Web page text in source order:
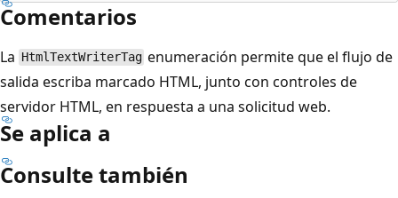
Comentarios
La HtmlTextWriterTag enumeración permite que el flujo de
salida escriba marcado HTML, junto con controles de
servidor HTML, en respuesta a una solicitud web.
Se aplica a
Consulte también